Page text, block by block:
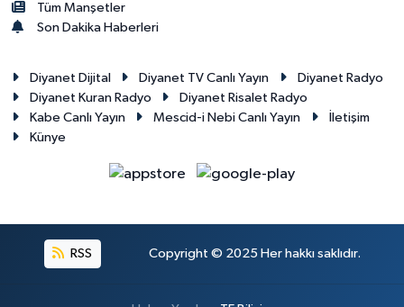
Tüm Manşetler
Son Dakika Haberleri
Diyanet Dijital Diyanet TV Canlı Yayın
Diyanet Radyo
Diyanet Kuran Radyo
Diyanet Risalet Radyo
Kabe Canlı Yayın
Mescid-i Nebi Canlı Yayın
İletişim
Künye
RSS Copyright © 2025 Her hakkı saklıdır.